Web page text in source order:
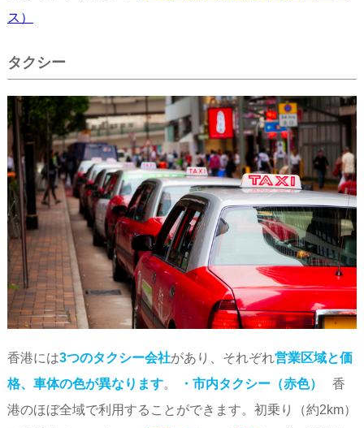
ス）
タクシー
香港には3つのタクシー会社があり、それぞれ営業区域と価
格、車体の色が異なります。 ・市内タクシー（赤色）
香
港のほぼ全域で利用することができます。初乗り（約2km）